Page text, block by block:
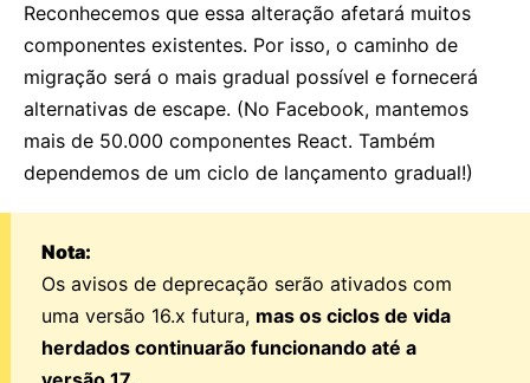
Reconhecemos que essa alteração afetará muitos
componentes existentes. Por isso, o caminho de
migração será o mais gradual possível e fornecerá
alternativas de escape. (No Facebook, mantemos
mais de 50.000 componentes React. Também
dependemos de um ciclo de lançamento gradual!)
Nota:
Os avisos de deprecação serão ativados com
uma versão 16.x futura, mas os ciclos de vida
herdados continuarão funcionando até a